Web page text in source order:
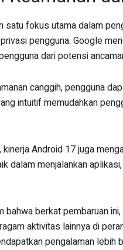
satu fokus utama dalam
pengguna. Google
dari potensi
canggih, pengguna
intuitif memudahkan
Android 17 juga
dalam menjalankan
bahwa berkat pembaruan
aktivitas lainnya di
pengalaman lebih